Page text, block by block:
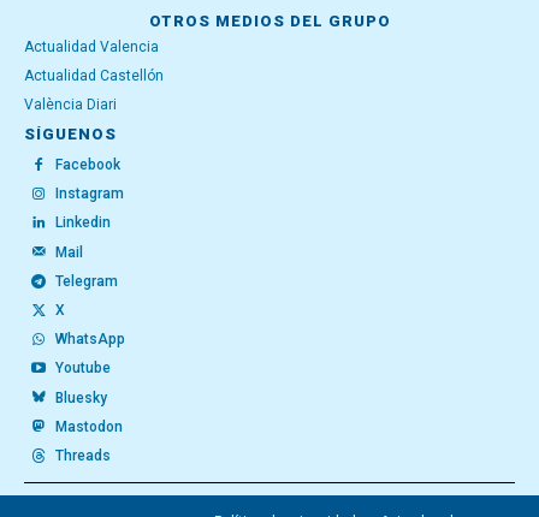
OTROS MEDIOS DEL GRUPO
Actualidad Valencia
Actualidad Castellón
València Diari
SÍGUENOS
Facebook
Instagram
Linkedin
Mail
Telegram
X
WhatsApp
Youtube
Bluesky
Mastodon
Threads